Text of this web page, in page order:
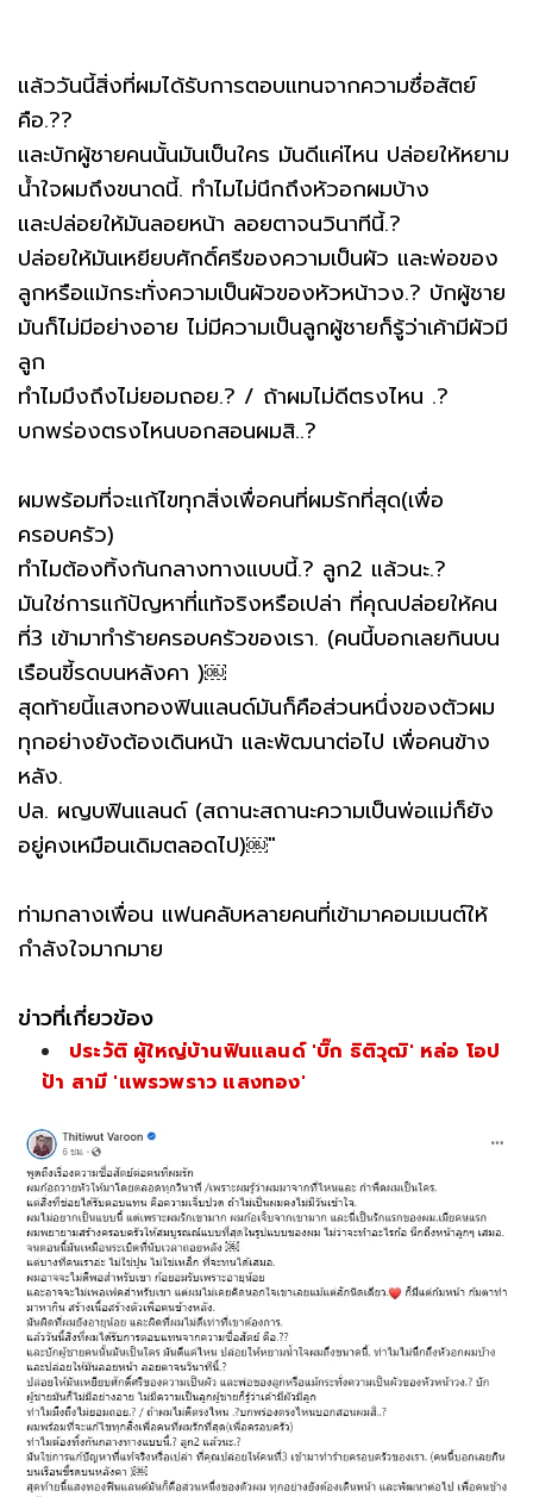
แล้ววันนี้สิ่งที่ผมได้รับการตอบแทนจากความซื่อสัตย์
คือ.??
และบักผู้ชายคนนั้นมันเป็นใคร มันดีแค่ไหน ปล่อยให้หยาม
น้ำใจผมถึงขนาดนี้. ทำไมไม่นึกถึงหัวอกผมบ้าง
และปล่อยให้มันลอยหน้า ลอยตาจนวินาทีนี้.?
ปล่อยให้มันเหยียบศักดิ์ศรีของความเป็นผัว และพ่อของ
ลูกหรือแม้กระทั่งความเป็นผัวของหัวหน้าวง.? บักผู้ชาย
มันก็ไม่มีอย่างอาย ไม่มีความเป็นลูกผู้ชายก็รู้ว่าเค้ามีผัวมี
ลูก
ทำไมมึงถึงไม่ยอมถอย.? / ถ้าผมไม่ดีตรงไหน .?
บกพร่องตรงไหนบอกสอนผมสิ..?
ผมพร้อมที่จะแก้ไขทุกสิ่งเพื่อคนที่ผมรักที่สุด(เพื่อ
ครอบครัว)
ทำไมต้องทิ้งกันกลางทางแบบนี้.? ลูก2 แล้วนะ.?
มันใช่การแก้ปัญหาที่แท้จริงหรือเปล่า ที่คุณปล่อยให้คน
ที่3 เข้ามาทำร้ายครอบครัวของเรา. (คนนี้บอกเลยกินบน
เรือนขี้รดบนหลังคา )￼
สุดท้ายนี้แสงทองฟินแลนด์มันก็คือส่วนหนึ่งของตัวผม
ทุกอย่างยังต้องเดินหน้า และพัฒนาต่อไป เพื่อคนข้าง
หลัง.
ปล. ผญบฟินแลนด์ (สถานะสถานะความเป็นพ่อแม่ก็ยัง
อยู่คงเหมือนเดิมตลอดไป)￼"
ท่ามกลางเพื่อน แฟนคลับหลายคนที่เข้ามาคอมเมนต์ให้
กำลังใจมากมาย
ข่าวที่เกี่ยวข้อง
ประวัติ ผู้ใหญ่บ้านฟินแลนด์ 'บิ๊ก ธิติวุฒิ' หล่อ โอป
ป้า สามี 'แพรวพราว แสงทอง'